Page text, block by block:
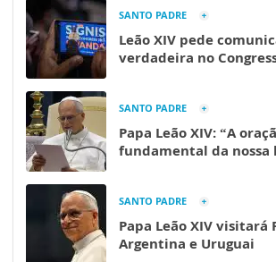
SANTO PADRE
Leão XIV pede
verdadeira no
SANTO PADRE
Papa Leão XIV: “A
fundamental da nossa
SANTO PADRE
Papa Leão XIV visitará
Argentina e Uruguai